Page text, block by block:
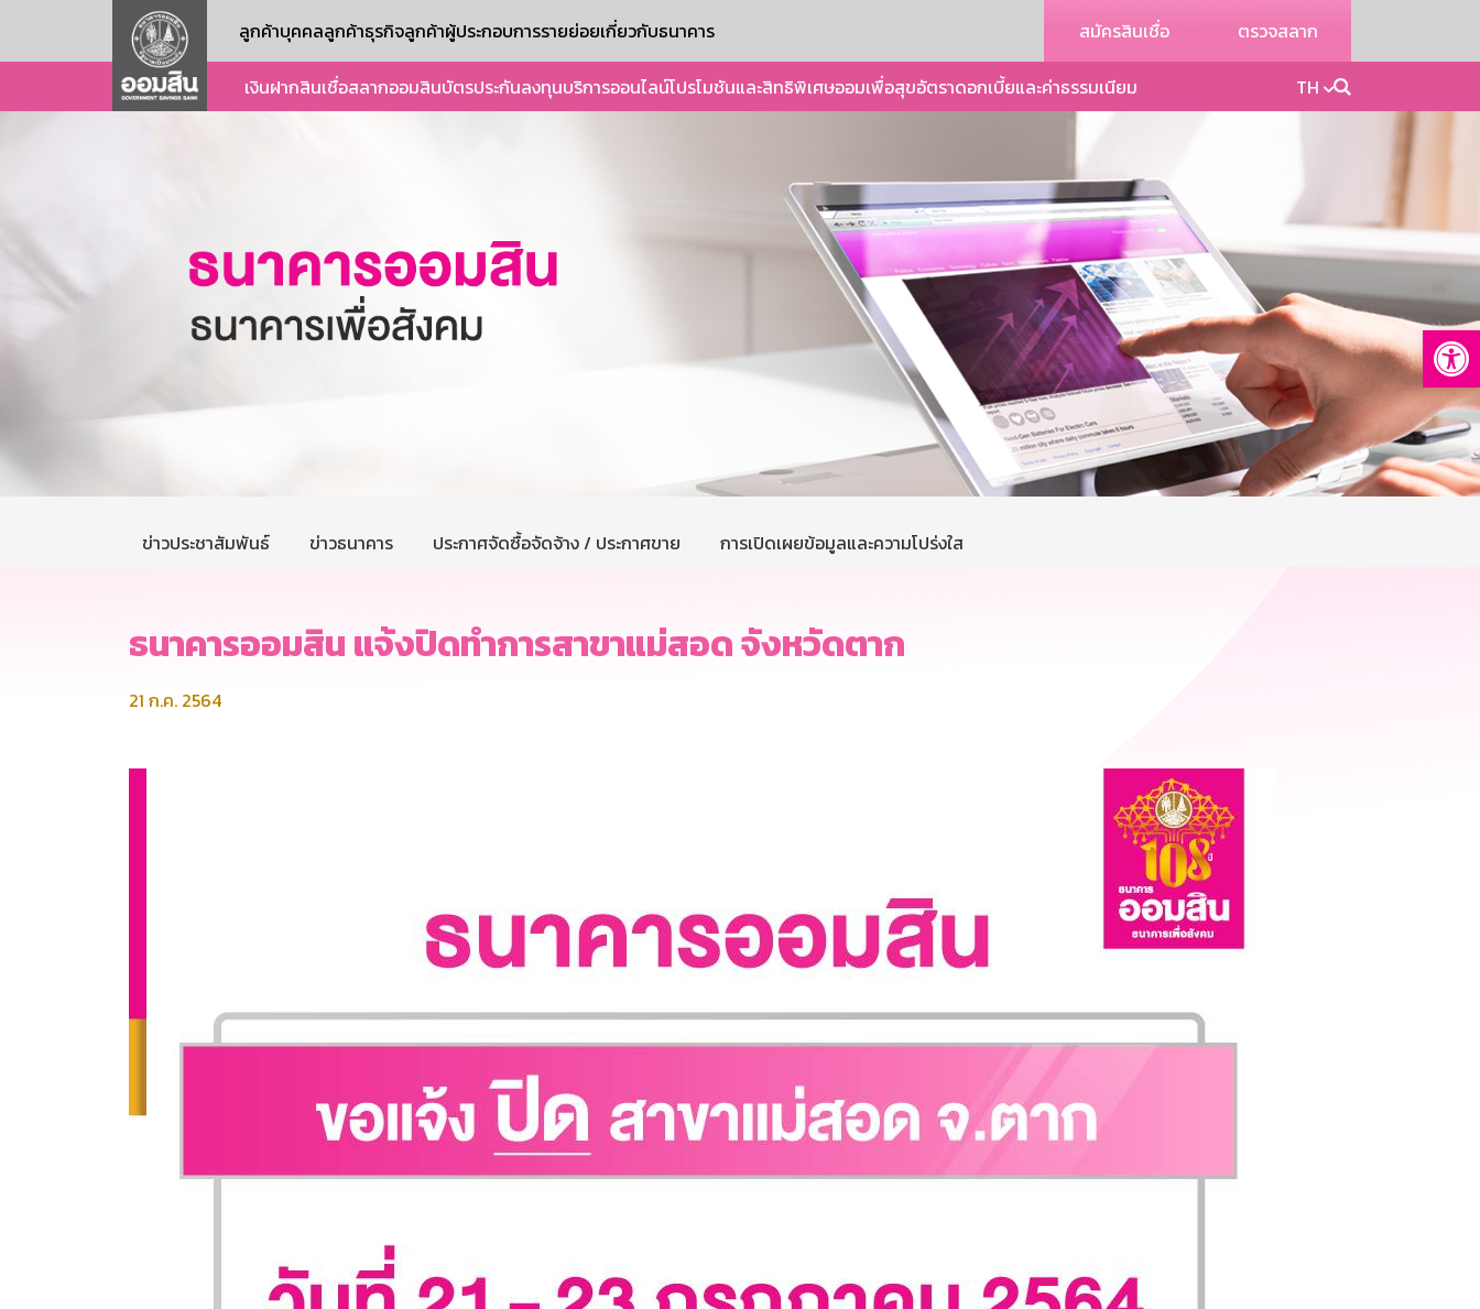
ลูกค้าบุคคลลูกค้าธุรกิจลูกค้าผู้ประกอบการรายย่อยเกี่ยวกับธนาคาร สมัครสินเชื่อ ตรวจสลาก
เงินฝากสินเชื่อสลากออมสินบัตรประกันลงทุนบริการออนไลน์โปรโมชันและสิทธิพิเศษออมเพื่อสุขอัตราดอกเบี้ยและค่าธรรมเนียม TH
ข่าวประชาสัมพันธ์ ข่าวธนาคาร ประกาศจัดซื้อจัดจ้าง / ประกาศขาย การเปิดเผยข้อมูลและความโปร่งใส
ธนาคารออมสิน แจ้งปิดทำการสาขาแม่สอด จังหวัดตาก
21 ก.ค. 2564